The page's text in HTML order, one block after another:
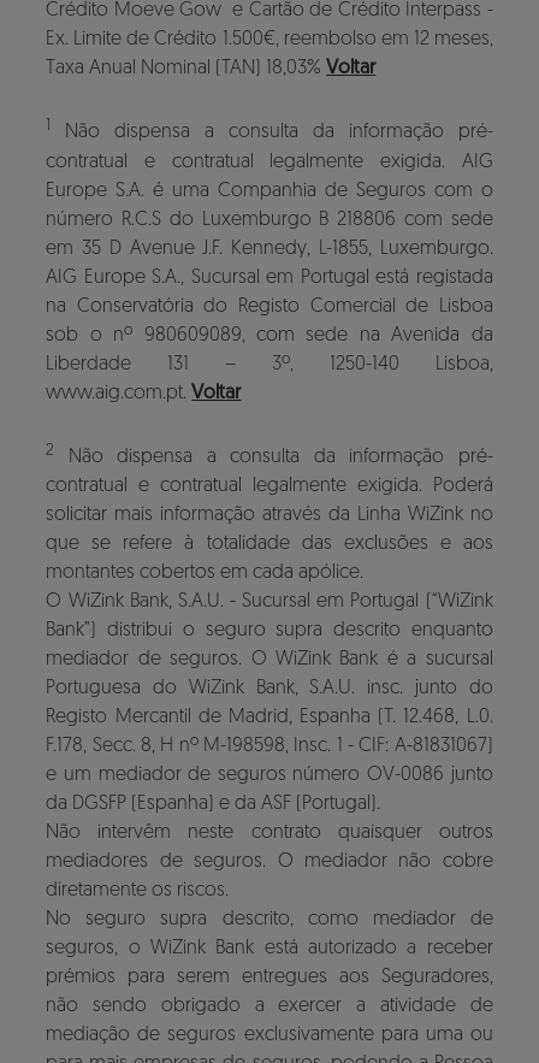
Crédito Moeve Gow e Cartão de Crédito Interpass -
Ex. Limite de Crédito 1.500€, reembolso em 12 meses,
Taxa Anual Nominal (TAN) 18,03% Voltar
Não dispensa a consulta da informação pré-
contratual e contratual legalmente exigida. AIG
Europe S.A. é uma Companhia de Seguros com o
número R.C.S do Luxemburgo B 218806 com sede
em 35 D Avenue J.F. Kennedy, L-1855, Luxemburgo.
AIG Europe S.A., Sucursal em Portugal está registada
na Conservatória do Registo Comercial de Lisboa
sob o nº 980609089, com sede na Avenida da
Liberdade 131 – 3º, 1250-140 Lisboa,
www.aig.com.pt. Voltar
2
Não dispensa a consulta da informação pré-
contratual e contratual legalmente exigida. Poderá
solicitar mais informação através da Linha WiZink no
que se refere à totalidade das exclusões e aos
montantes cobertos em cada apólice.
O WiZink Bank, S.A.U. - Sucursal em Portugal (“WiZink
Bank”) distribui o seguro supra descrito enquanto
mediador de seguros. O WiZink Bank é a sucursal
Portuguesa do WiZink Bank, S.A.U. insc. junto do
Registo Mercantil de Madrid, Espanha (T. 12.468, L.0.
F.178, Secc. 8, H nº M-198598, Insc. 1 - CIF: A-81831067)
e um mediador de seguros número OV-0086 junto
da DGSFP (Espanha) e da ASF (Portugal).
Não intervêm neste contrato quaisquer outros
mediadores de seguros. O mediador não cobre
diretamente os riscos.
No seguro supra descrito, como mediador de
seguros, o WiZink Bank está autorizado a receber
prémios para serem entregues aos Seguradores,
não sendo obrigado a exercer a atividade de
mediação de seguros exclusivamente para uma ou